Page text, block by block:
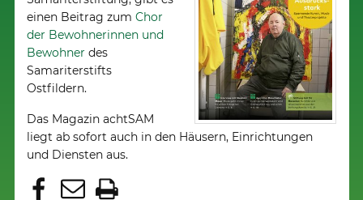
einen Beitrag zumChor
der Bewohnerinnen und
Bewohnerdes
Samariterstifts
Ostfildern.
Das Magazin achtSAM
liegt ab sofort auch in den Häusern, Einrichtungen
und Diensten aus.